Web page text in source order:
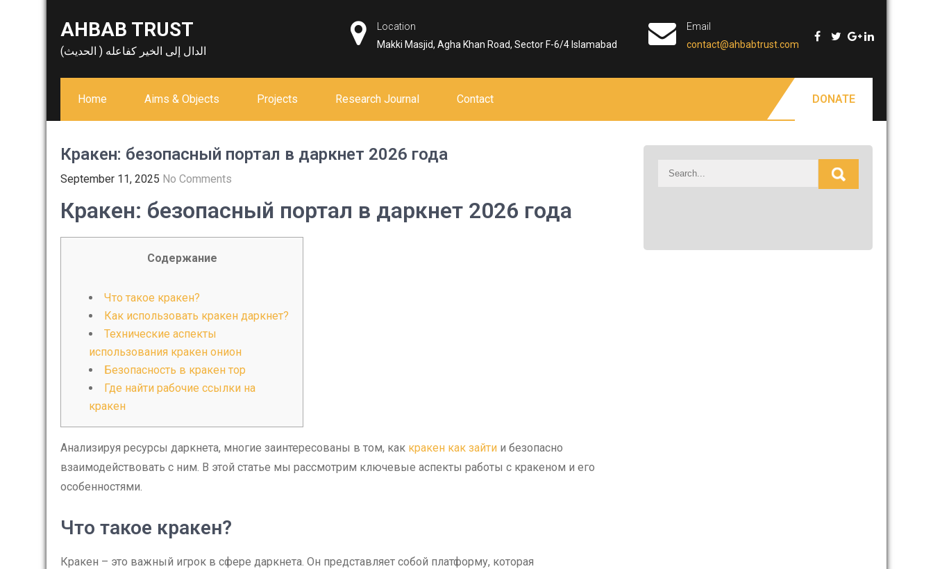
AHBAB TRUST
الدال إلى الخير كفاعله ( الحديث)
Location
Makki Masjid, Agha Khan Road, Sector F-6/4 Islamabad
Email
contact@ahbabtrust.com
Home Aims & Objects Projects Research Journal Contact DONATE
Кракен: безопасный портал в даркнет 2026 года
September 11, 2025 No Comments
Кракен: безопасный портал в даркнет 2026 года
Содержание
Что такое кракен?
Как использовать кракен даркнет?
Технические аспекты
использования кракен онион
Безопасность в кракен тор
Где найти рабочие ссылки на
кракен
Анализируя ресурсы даркнета, многие заинтересованы в том, как кракен как зайти и безопасно
взаимодействовать с ним. В этой статье мы рассмотрим ключевые аспекты работы с кракеном и его
особенностями.
Что такое кракен?
Кракен – это важный игрок в сфере даркнета. Он представляет собой платформу, которая